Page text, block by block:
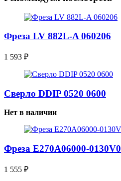
Фреза LV 882L-A 060206
1 593 ₽
Сверло DDIP 0520 0600
Нет в наличии
Фреза E270A06000-0130V0
1 555 ₽